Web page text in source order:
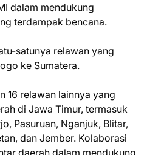
dalam mendukung
terdampak bencana.
satunya relawan yang
ke Sumatera.
16 relawan lainnya yang
di Jawa Timur, termasuk
Pasuruan, Nganjuk, Blitar,
dan Jember. Kolaborasi
daerah dalam mendukung